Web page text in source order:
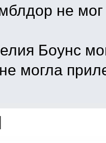
не мог
Боунс
могла